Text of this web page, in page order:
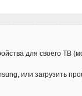
для своего ТВ
или загрузить